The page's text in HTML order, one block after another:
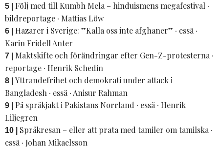
5 |
Följ med till Kumbh Mela – hinduismens megafestival ∙
bildreportage ∙ Mattias Löw
6 |
Hazarer i Sverige: ”Kalla oss inte afghaner” ∙ essä ∙
Karin Fridell Anter
7 |
Maktskifte och förändringar efter Gen-Z-protesterna ∙
reportage ∙ Henrik Schedin
8 |
Yttrandefrihet och demokrati under attack i
Bangladesh ∙ essä ∙ Anisur Rahman
9 |
På språkjakt i Pakistans Norrland ∙ essä ∙ Henrik
Liljegren
10 |
Språkresan – eller att prata med tamiler om tamilska ∙
essä ∙ Johan Mikaelsson